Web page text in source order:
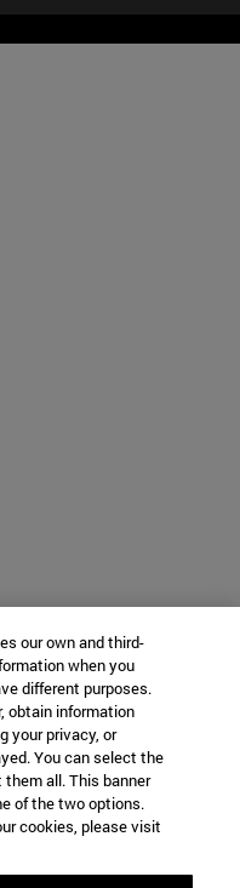
our own and third-
when you
different purposes.
obtain information
your privacy, or
You can select the
all. This banner
of the two options.
cookies, please visit